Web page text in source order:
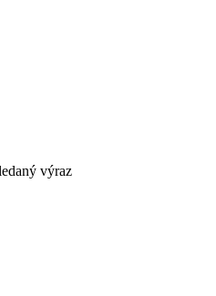
výraz